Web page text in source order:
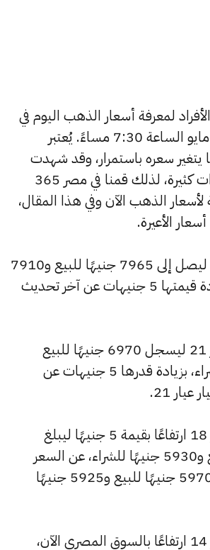
لمعرفة أسعار الذهب اليوم في
مصر ليوم الأحد 3 مايو الساعة 7:30 مساءً. يُعتبر
سعره باستمرار، وقد شهدت
أسعار الذهب تغيرات كثيرة، لذلك قمنا في مصر 365
لأسعار الذهب الآن وفي هذا المقال،
الأعيرة.
ارتفع سعر عيار 24 ليصل إلى 7965 جنيهًا للبيع و7910
جنيهًا للشراء، بزيادة قيمتها 5 جنيهات عن آخر تحديث
كما ارتفع سعر عيار 21 ليسجل 6970 جنيهًا للبيع
و6920 جنيهًا للشراء، بزيادة قدرها 5 جنيهات عن
21.
كما شهد سعر عيار 18 ارتفاعًا بقيمة 5 جنيهًا ليبلغ
5975 جنيهًا للبيع و5930 جنيهًا للشراء، عن السعر
السابق الذي كان 5970 جنيهًا للبيع و5925 جنيهًا
كما شهد سعر عيار 14 ارتفاعًا بالسوق المصري الآن،